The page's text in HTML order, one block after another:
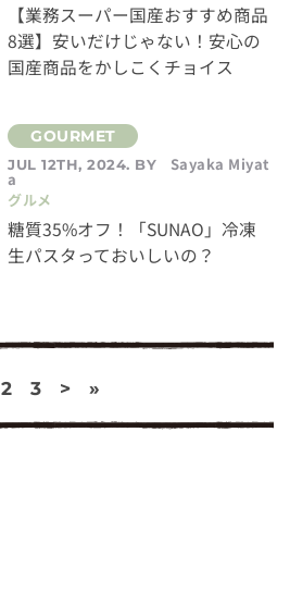
【業務スーパー国産おすすめ商品
8選】安いだけじゃない！安心の
国産商品をかしこくチョイス
JUL 12TH, 2024. BY Sayaka Miyat
a
グルメ
糖質35%オフ！「SUNAO」冷凍
生パスタっておいしいの？
2 3 > »